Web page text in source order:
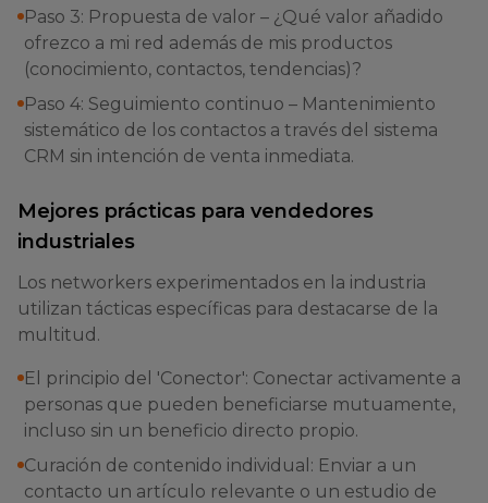
Paso 3: Propuesta de valor – ¿Qué valor añadido
ofrezco a mi red además de mis productos
(conocimiento, contactos, tendencias)?
Paso 4: Seguimiento continuo – Mantenimiento
sistemático de los contactos a través del sistema
CRM sin intención de venta inmediata.
Mejores prácticas para vendedores
industriales
Los networkers experimentados en la industria
utilizan tácticas específicas para destacarse de la
multitud.
El principio del 'Conector': Conectar activamente a
personas que pueden beneficiarse mutuamente,
incluso sin un beneficio directo propio.
Curación de contenido individual: Enviar a un
contacto un artículo relevante o un estudio de